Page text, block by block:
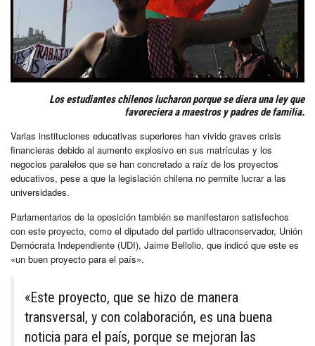
Los estudiantes chilenos lucharon porque se diera una ley que
favoreciera a maestros y padres de familia.
Varias instituciones educativas superiores han vivido graves crisis
financieras debido al aumento explosivo en sus matrículas y los
negocios paralelos que se han concretado a raíz de los proyectos
educativos, pese a que la legislación chilena no permite lucrar a las
universidades.
Parlamentarios de la oposición también se manifestaron satisfechos
con este proyecto, como el diputado del partido ultraconservador, Unión
Demócrata Independiente (UDI), Jaime Bellolio, que indicó que este es
«un buen proyecto para el país».
«Este proyecto, que se hizo de manera
transversal, y con colaboración, es una buena
noticia para el país, porque se mejoran las